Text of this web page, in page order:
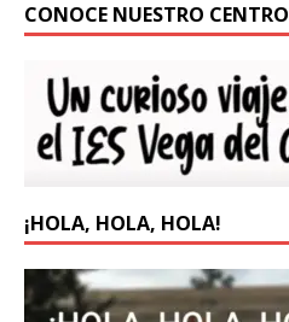
CONOCE NUESTRO CENTRO
¡HOLA, HOLA, HOLA!